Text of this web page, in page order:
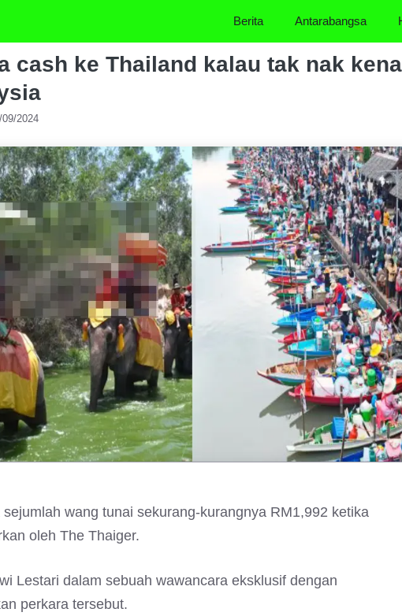
Berita Antarabangsa
cash ke Thailand kalau tak nak
09/2024
wang tunai sekurang-kurangnya RM1,992 ketika
oleh The Thaiger.
Lestari dalam sebuah wawancara eksklusif dengan
perkara tersebut.